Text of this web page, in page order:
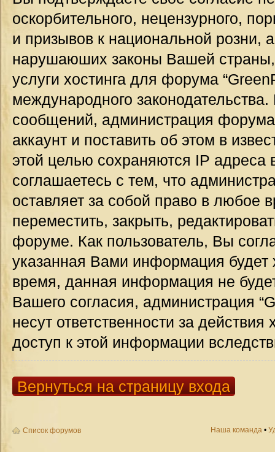
оскорбительного, нецензурного,
и призывов к национальной розни,
нарушаюших законы Вашей страны,
услуги хостинга для форума
международного
сообщений, администрация
аккаунт и поставить об этом в
этой целью сохраняются IP
соглашаетесь с тем, что
оставляет за собой право в любое
переместить, закрыть,
форуме. Как пользователь, Вы
указанная Вами информация будет
время, данная информация не
Вашего согласия, администрация
несут ответственности за
доступ к этой информации
Вернуться на страницу входа
Список форумов Наша команда •